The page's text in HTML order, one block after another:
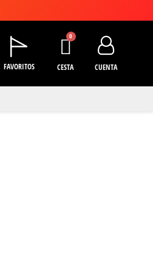
FAVORITOS CESTA CUENTA